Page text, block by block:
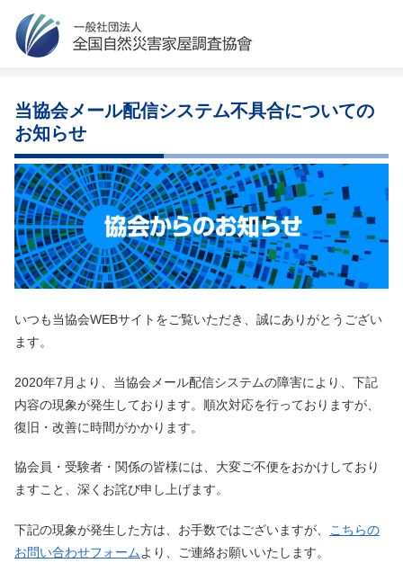
当協会メール配信システム不具合についての
お知らせ
いつも当協会WEBサイトをご覧いただき、誠にありがとうござい
ます。
2020年7月より、当協会メール配信システムの障害により、下記
内容の現象が発生しております。順次対応を行っておりますが、
復旧・改善に時間がかかります。
協会員・受験者・関係の皆様には、大変ご不便をおかけしており
ますこと、深くお詫び申し上げます。
下記の現象が発生した方は、お手数ではございますが、
こちらの
お問い合わせフォームより、ご連絡お願いいたします。